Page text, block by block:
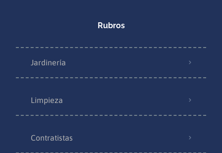
Rubros
Jardinería
Limpieza
Contratistas